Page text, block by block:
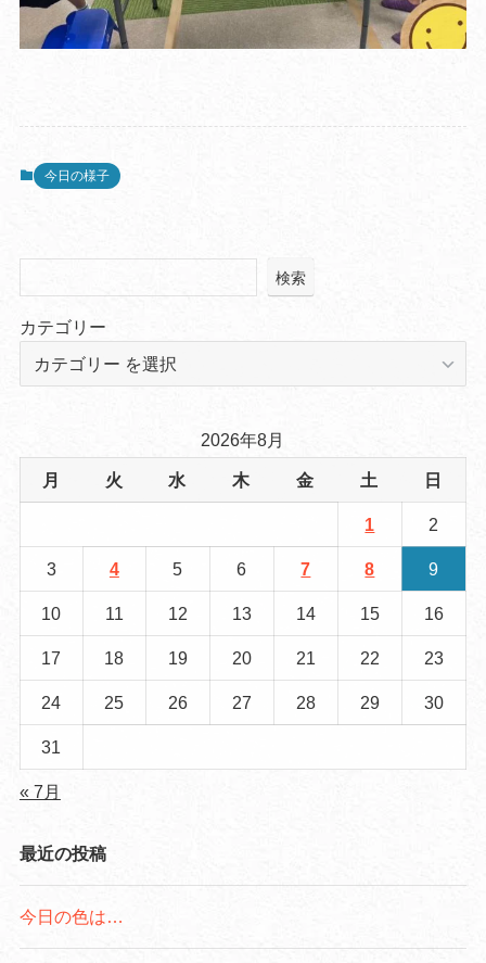
今日の様子
検索
カテゴリー
2026年8月
月 火 水 木 金 土 日
1 2
3 4 5 6 7 8 9
10 11 12 13 14 15 16
17 18 19 20 21 22 23
24 25 26 27 28 29 30
31
« 7月
最近の投稿
今日の色は…